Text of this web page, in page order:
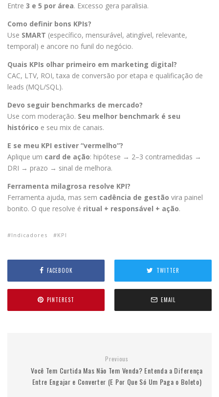
Entre 3 e 5 por área. Excesso gera paralisia.
Como definir bons KPIs?
Use SMART (específico, mensurável, atingível, relevante,
temporal) e ancore no funil do negócio.
Quais KPIs olhar primeiro em marketing digital?
CAC, LTV, ROI, taxa de conversão por etapa e qualificação de
leads (MQL/SQL).
Devo seguir benchmarks de mercado?
Use com moderação. Seu melhor benchmark é seu
histórico e seu mix de canais.
E se meu KPI estiver “vermelho”?
Aplique um card de ação: hipótese → 2–3 contramedidas →
DRI → prazo → sinal de melhora.
Ferramenta milagrosa resolve KPI?
Ferramenta ajuda, mas sem cadência de gestão vira painel
bonito. O que resolve é ritual + responsável + ação.
Indicadores KPI
FACEBOOK TWITTER
PINTEREST EMAIL
Previous
Você Tem Curtida Mas Não Tem Venda? Entenda a Diferença
Entre Engajar e Converter (E Por Que Só Um Paga o Boleto)